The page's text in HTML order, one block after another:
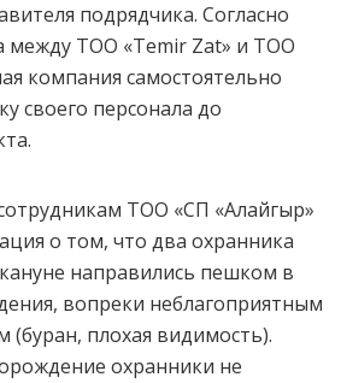
подрядчика. Согласно
между ТОО «Temir Zat» и ТОО
компания самостоятельно
своего персонала до
ТОО «СП «Алайгыр»
о том, что два охранника
направились пешком в
вопреки неблагоприятным
(буран, плохая видимость).
охранники не